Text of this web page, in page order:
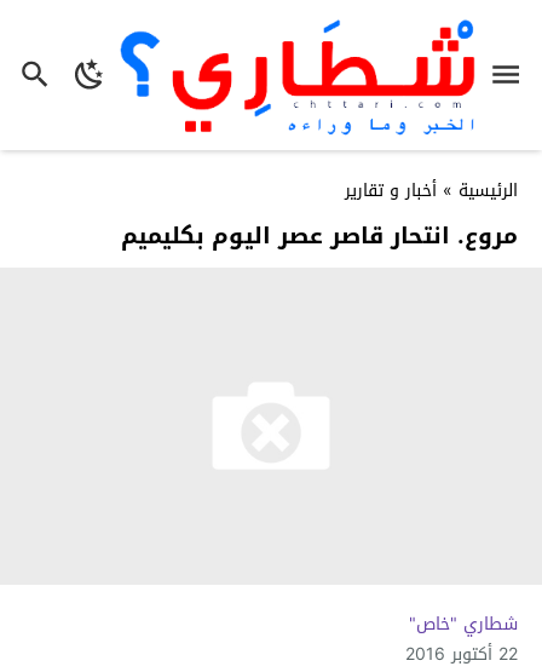
الرئيسية » أخبار و تقارير
مروع. انتحار قاصر عصر اليوم بكليميم
شطاري "خاص"
22 أكتوبر 2016